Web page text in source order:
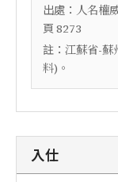
出處： 人名權
頁 8273
註： 江蘇省-蘇
料)。
入仕